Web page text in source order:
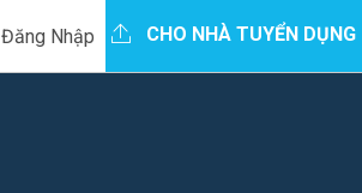
Đăng Nhập CHO NHÀ TUYỂN DỤNG